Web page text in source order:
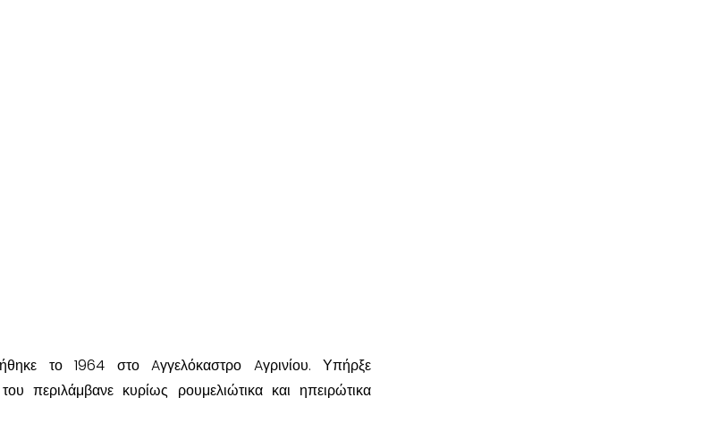
το 1964 στο Aγγελόκαστρο Aγρινίου. Υπήρξε
περιλάμβανε κυρίως ρουμελιώτικα και ηπειρώτικα